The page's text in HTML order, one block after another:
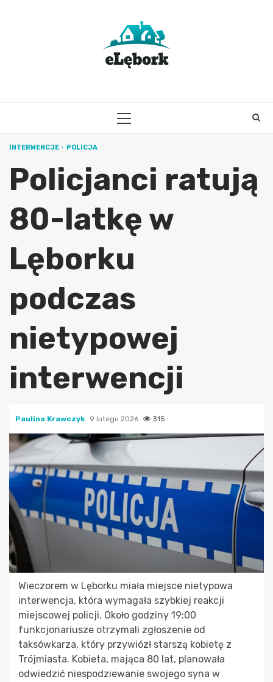
PRIMARY
INTERWENCJE POLICJA
Policjanci ratują
80-latkę w
Lęborku
podczas
nietypowej
interwencji
Paulina Krawczyk 9 lutego 2026 315
Wieczorem w Lęborku miała miejsce nietypowa
interwencja, która wymagała szybkiej reakcji
miejscowej policji. Około godziny 19:00
funkcjonariusze otrzymali zgłoszenie od
taksówkarza, który przywiózł starszą kobietę z
Trójmiasta. Kobieta, mająca 80 lat, planowała
odwiedzić niespodziewanie swojego syna w